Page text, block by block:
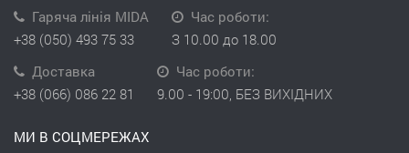
Гаряча лінія MIDA
+38 (050) 493 75 33
Час роботи:
З 10.00 до 18.00
Доставка
+38 (066) 086 22 81
Час роботи:
9.00 - 19:00, БЕЗ ВИХІДНИХ
МИ В СОЦМЕРЕЖАХ